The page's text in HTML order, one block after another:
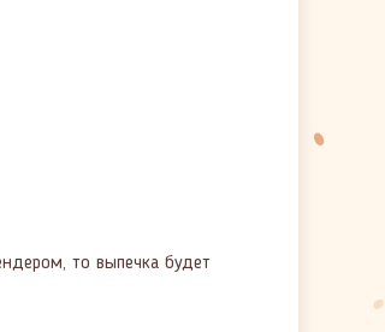
то выпечка будет